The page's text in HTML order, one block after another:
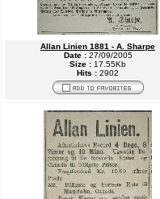
Allan Linien 1881 - A. Sharpe
Date : 27/09/2005
Size : 17.55Kb
Hits : 2902